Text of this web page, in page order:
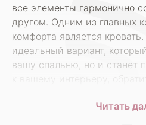
все элементы гармонично
другом. Одним из главных
комфорта является
идеальный вариант,
вашу спальню, но и станет
нашем каталоге вы найдете
Читать